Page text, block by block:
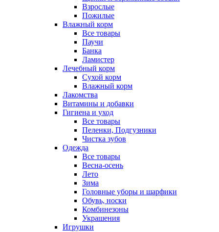
Взрослые
Пожилые
Влажный корм
Все товары
Паучи
Банка
Ламистер
Лечебный корм
Сухой корм
Влажный корм
Лакомства
Витамины и добавки
Гигиена и уход
Все товары
Пеленки, Подгузники
Чистка зубов
Одежда
Все товары
Весна-осень
Лето
Зима
Головные уборы и шарфики
Обувь, носки
Комбинезоны
Украшения
Игрушки